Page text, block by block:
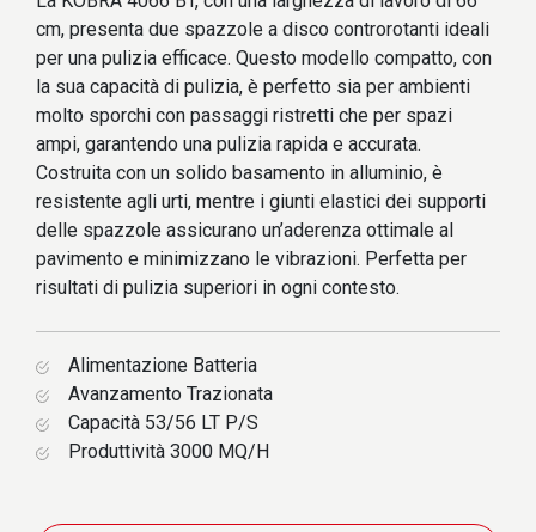
cm, presenta due spazzole a disco controrotanti ideali
per una pulizia efficace. Questo modello compatto, con
la sua capacità di pulizia, è perfetto sia per ambienti
molto sporchi con passaggi ristretti che per spazi
ampi, garantendo una pulizia rapida e accurata.
Costruita con un solido basamento in alluminio, è
resistente agli urti, mentre i giunti elastici dei supporti
delle spazzole assicurano un’aderenza ottimale al
pavimento e minimizzano le vibrazioni. Perfetta per
risultati di pulizia superiori in ogni contesto.
Alimentazione Batteria
Avanzamento Trazionata
Capacità 53/56 LT P/S
Produttività 3000 MQ/H